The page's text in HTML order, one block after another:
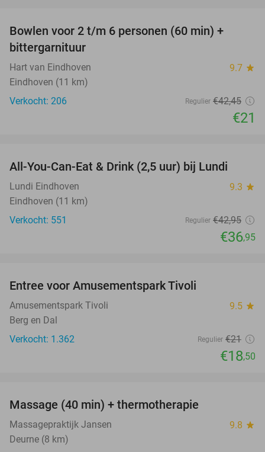
Bowlen voor 2 t/m 6 personen (60 min) +
bittergarnituur
Hart van Eindhoven 9.7 star
Eindhoven (11 km)
Verkocht: 206
Regulier €42,45
€21
All-You-Can-Eat & Drink (2,5 uur) bij Lundi
Lundi Eindhoven 9.3 star
Eindhoven (11 km)
Verkocht: 551
Regulier €42,95
€36,95
Entree voor Amusementspark Tivoli
Amusementspark Tivoli 9.5 star
Berg en Dal
Verkocht: 1.362
Regulier €21
€18,50
Massage (40 min) + thermotherapie
Massagepraktijk Jansen 9.8 star
Deurne (8 km)